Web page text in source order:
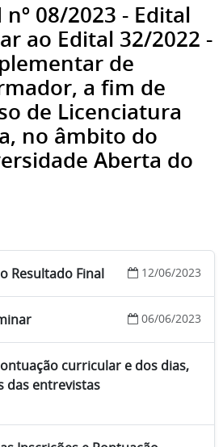
nº 08/2023 - Edital
ao Edital 32/2022 -
de
a fim de
de Licenciatura
no âmbito do
Aberta do
Resultado Final 12/06/2023
06/06/2023
curricular e dos dias,
das entrevistas